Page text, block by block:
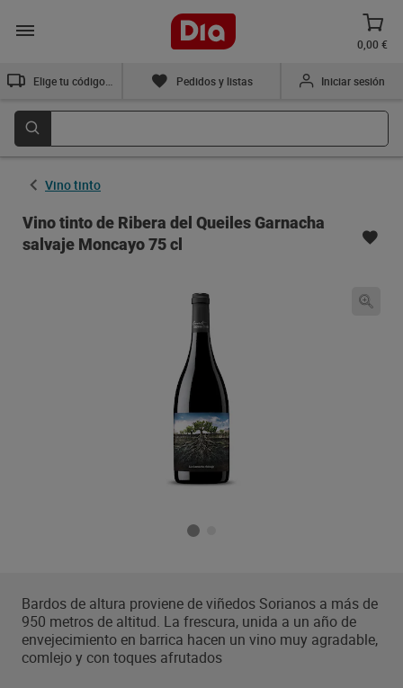
0,00 €
Pedidos y listas Iniciar sesión
Vino tinto
Vino tinto de Ribera del Queiles Garnacha
salvaje Moncayo 75 cl
Bardos de altura proviene de viñedos Sorianos a más de
950 metros de altitud. La frescura, unida a un año de
envejecimiento en barrica hacen un vino muy agradable,
comlejo y con toques afrutados